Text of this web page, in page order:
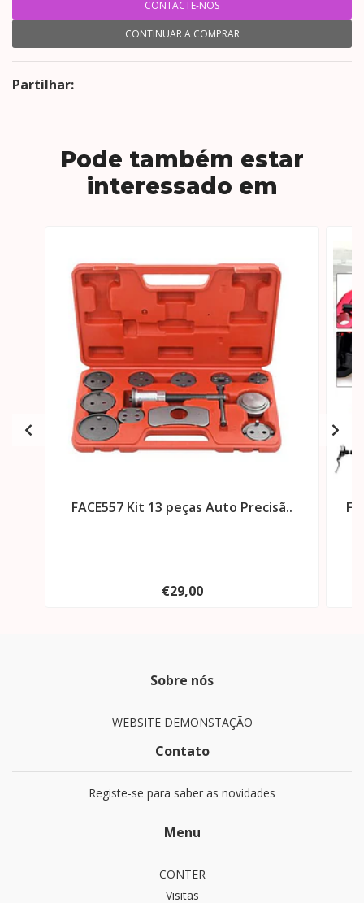
CONTACTE-NOS
CONTINUAR A COMPRAR
Partilhar:
Pode também estar
interessado em
FACE557 Kit 13 peças Auto Precisã..
€29,00
Sobre nós
WEBSITE DEMONSTAÇÃO
Contato
Registe-se para saber as novidades
Menu
CONTER
Visitas